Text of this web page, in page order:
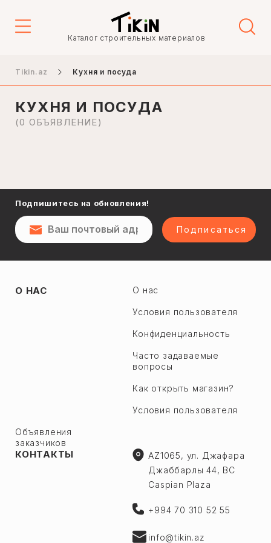
Каталог строительных материалов
Tikin.az Кухня и посуда
КУХНЯ И ПОСУДА
(0 ОБЪЯВЛЕНИЕ)
Сковородки
Тарелки
Вилки и ножи
Подпишитесь на обновления!
Подписаться
О НАС О нас
Условия пользователя
Конфиденциальность
Часто задаваемые
вопросы
Как открыть магазин?
Условия пользователя
Объявления
заказчиков
КОНТАКТЫ
AZ1065, ул. Джафара
Джаббарлы 44, BC
Caspian Plaza
+994 70 310 52 55
info@tikin.az